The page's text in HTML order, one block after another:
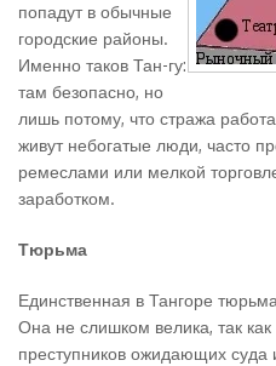
попадут в обычные
городские районы.
Именно таков Тан-гу:
там безопасно, но
лишь потому, что стража
живут небогатые люди, часто
ремеслами или мелкой
заработком.
Тюрьма
Единственная в Тангоре
Она не слишком велика, так
преступников ожидающих суда